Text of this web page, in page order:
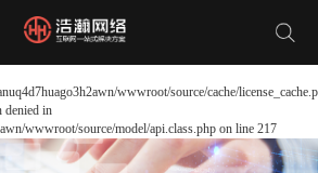
wwwroot/source/cache/
denied in
wwwroot/source/model/api.class.php on line 217